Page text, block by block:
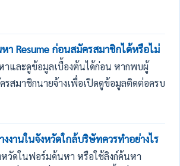
า Resume ก่อนสมัครสมาชิกได้หรือไม่
าและดูข้อมูลเบื้องต้นได้ก่อน หากพบผู้
รสมาชิกนายจ้างเพื่อเปิดดูข้อมูลติดต่อครบ
งงานในจังหวัดใกล้บริษัทควรทำอย่างไร
หวัดในฟอร์มค้นหา หรือใช้ลิงก์ค้นหา